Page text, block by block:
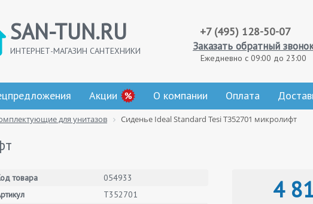
SAN-TUN.RU
ИНТЕРНЕТ-МАГАЗИН САНТЕХНИКИ
+7 (495) 128-50-07
Заказать обратный
Ежедневно с 09:00 до 23:00
Акции О компании Оплата
для унитазов Сиденье Ideal Standard Tesi T352701 микролифт
товара
054933
T352701
4